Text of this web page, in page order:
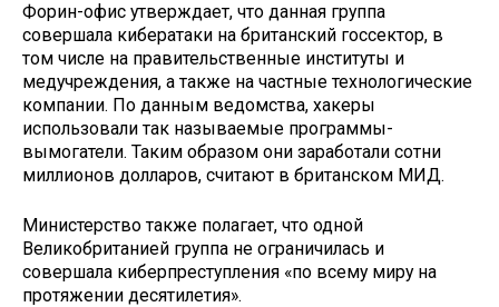
Форин-офис утверждает, что данная группа
совершала кибератаки на британский госсектор, в
том числе на правительственные институты и
медучреждения, а также на частные технологические
компании. По данным ведомства, хакеры
использовали так называемые программы-
вымогатели. Таким образом они заработали сотни
миллионов долларов, считают в британском МИД.
Министерство также полагает, что одной
Великобританией группа не ограничилась и
совершала киберпреступления «по всему миру на
протяжении десятилетия».